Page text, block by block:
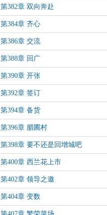
第382章 双向奔赴
第384章 齐心
第386章 交流
第388章 回广
第390章 开张
第392章 签订
第394章 备货
第396章 腊圃村
第398章 要不还是回增城吧
第400章 西兰花上市
第402章 领导之邀
第404章 变数